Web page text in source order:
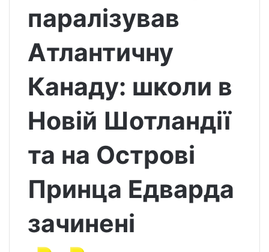
паралізував
Атлантичну
Канаду: школи в
Новій Шотландії
та на Острові
Принца Едварда
зачинені